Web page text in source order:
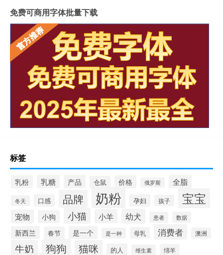
免费可商用字体批量下载
标签
乳粉 乳糖 产品 仓鼠 价格 俄罗斯 全脂
冬天 口感 品牌 奶粉 孕妇 孩子 宝宝
宠物 小狗 小猫 小羊 幼犬 患者 数据
新西兰 春节 是一个 是一种 母乳 消费者 澳洲
牛奶 狗狗 猫咪 的人 维生素 绵羊